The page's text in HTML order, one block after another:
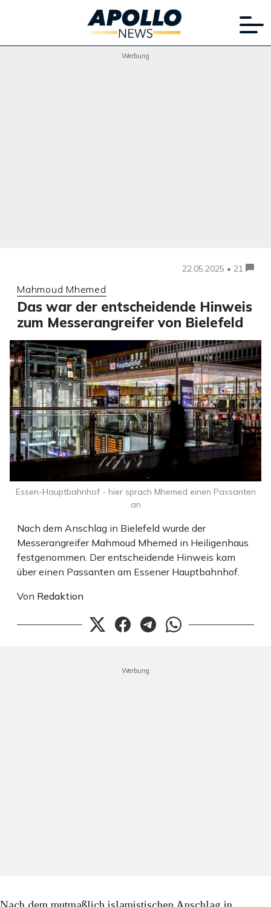
Werbung
22.05.2025 • 21
Mahmoud Mhemed
Das war der entscheidende Hinweis
zum Messerangreifer von Bielefeld
Nach dem Anschlag in Bielefeld wurde der
Messerangreifer Mahmoud Mhemed in Heiligenhaus
festgenommen. Der entscheidende Hinweis kam
über einen Passanten am Essener Hauptbahnhof.
Von Redaktion
Essen-Hauptbahnhof - hier sprach Mhemed einen Passanten
an
Werbung